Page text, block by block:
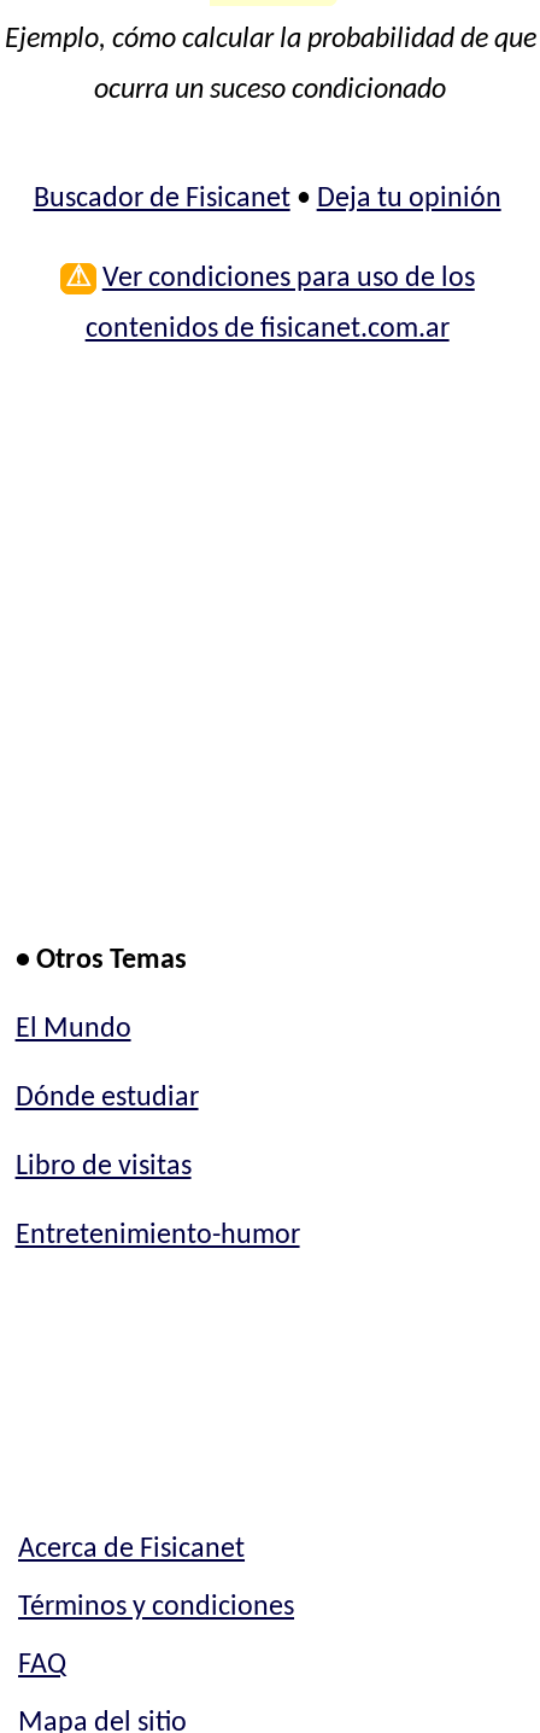
Ejemplo, cómo calcular la probabilidad de que
ocurra un suceso condicionado
Buscador de Fisicanet• Deja tu opinión
⚠ Ver condiciones para uso de los
contenidos de fisicanet.com.ar
• Otros Temas
El Mundo
Dónde estudiar
Libro de visitas
Entretenimiento-humor
Acerca de Fisicanet
Términos y condiciones
FAQ
Mapa del sitio